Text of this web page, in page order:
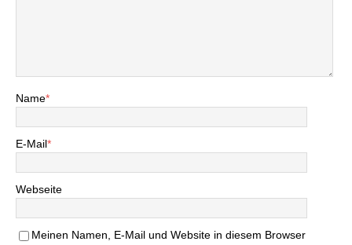
Name*
E-Mail*
Webseite
Meinen Namen, E-Mail und Website in diesem Browser